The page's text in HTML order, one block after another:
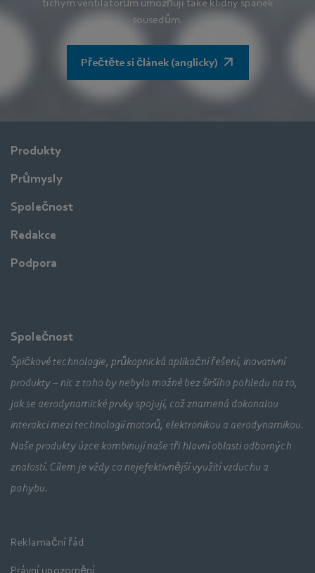
tichým ventilátorům umožňují také klidný spánek
sousedům.
Přečtěte si článek (anglicky)
Produkty
Průmysly
Společnost
Redakce
Podpora
Společnost
Špičkové technologie, průkopnická aplikační řešení, inovativní
produkty – nic z toho by nebylo možné bez širšího pohledu na to,
jak se aerodynamické prvky spojují, což znamená dokonalou
interakci mezi technologií motorů, elektronikou a aerodynamikou.
Naše produkty úzce kombinují naše tři hlavní oblasti odborných
znalostí. Cílem je vždy co nejefektivnější využití vzduchu a
pohybu.
Reklamační řád
Právní upozornění